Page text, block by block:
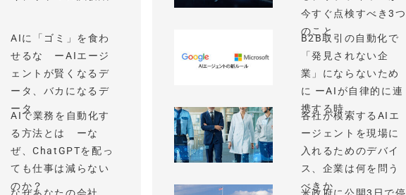
AIに「ゴミ」を食わ
せるな ーAIエージ
ェントが賢くなるデ
ータ、バカになるデ
ータ
AIで業務を自動化す
る方法とは ーな
ぜ、ChatGPTを配っ
ても仕事は減らない
のか？
今すぐ点検すべき3つ
のこと
B2B取引の自動化で
「発見されない企
業」にならないため
に ーAIが自律的に連
携する時...
各社が模索するAIエ
ージェントを現場に
入れるためのデバイ
ス、企業は何を問う
べきか